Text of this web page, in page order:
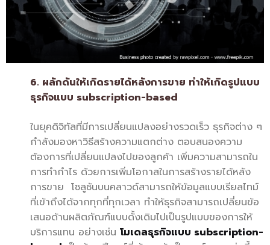
6. ผลักดันให้เกิดรายได้หลังการขาย ทำให้เกิดรูปแบบ
ธุรกิจแบบ subscription-based
ในยุคดิจิทัลที่มีการเปลี่ยนแปลงอย่างรวดเร็ว ธุรกิจต่าง ๆ
กำลังมองหาวิธีสร้างความแตกต่าง ตอบสนองความ
ต้องการที่เปลี่ยนแปลงไปของลูกค้า เพิ่มความสามารถใน
การทำกำไร ด้วยการเพิ่มโอกาสในการสร้างรายได้หลัง
การขาย โซลูชันบนคลาวด์สามารถให้ข้อมูลแบบเรียลไทม์
ที่เข้าถึงได้จากทุกที่ทุกเวลา ทำให้ธุรกิจสามารถเปลี่ยนข้อ
เสนอด้านผลิตภัณฑ์แบบดั้งเดิมไปเป็นรูปแบบของการให้
บริการแทน อย่างเช่น โมเดลธุรกิจแบบ subscription-